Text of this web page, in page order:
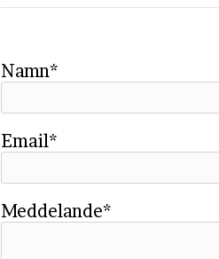
Namn*
Email*
Meddelande*